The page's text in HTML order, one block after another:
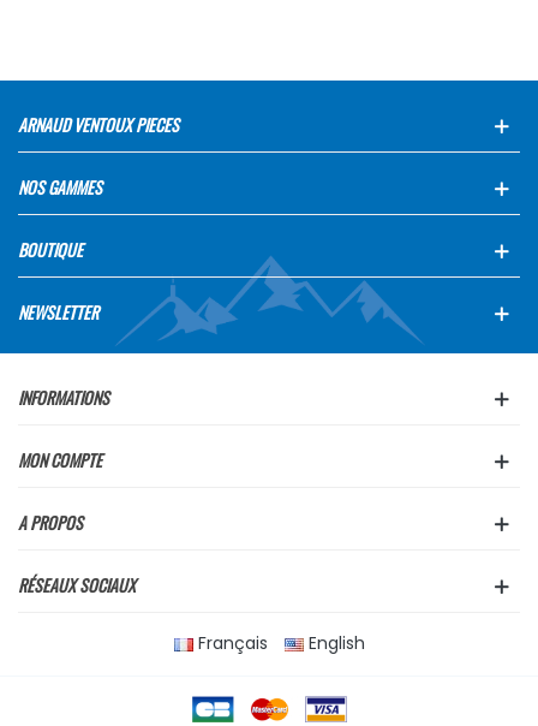
ARNAUD VENTOUX PIECES
NOS GAMMES
BOUTIQUE
NEWSLETTER
INFORMATIONS
MON COMPTE
A PROPOS
RÉSEAUX SOCIAUX
Français English